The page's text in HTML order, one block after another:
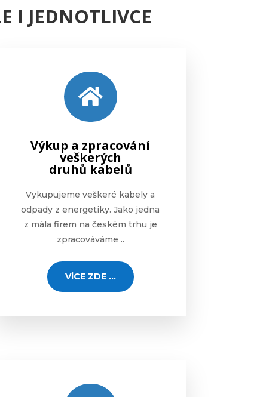
I JEDNOTLIVCE

Výkup a zpracování
veškerých
druhů kabelů
Vykupujeme veškeré kabely a
odpady z energetiky. Jako jedna
z mála firem na českém trhu je
zpracováváme ..
VÍCE ZDE ...